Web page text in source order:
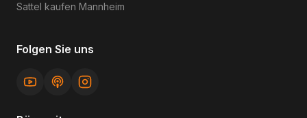
Sattel kaufen Mannheim
Folgen Sie uns